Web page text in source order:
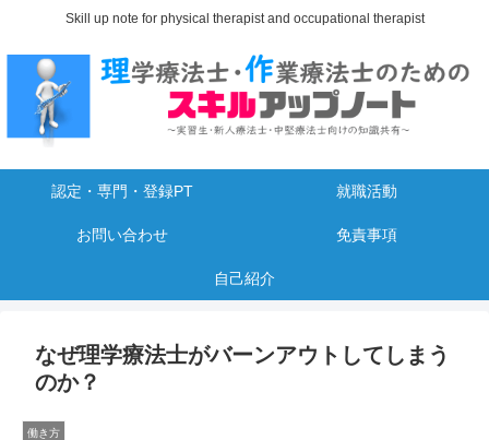
Skill up note for physical therapist and occupational therapist
認定・専門・登録PT 就職活動
お問い合わせ 免責事項
自己紹介
なぜ理学療法士がバーンアウトしてしまう
のか？
働き方